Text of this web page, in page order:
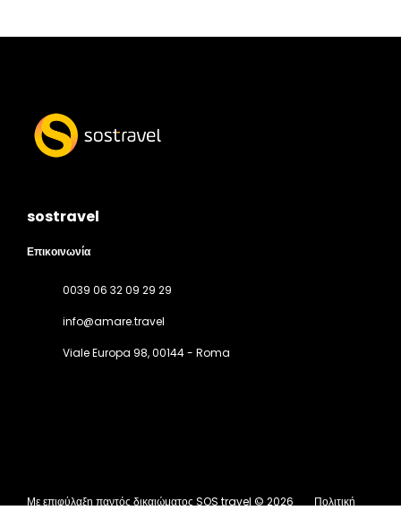
sostravel
Επικοινωνία
0039 06 32 09 29 29
info@amare.travel
Viale Europa 98, 00144 - Roma
Με επιφύλαξη παντός δικαιώματος SOS travel © 2026
Πολιτική